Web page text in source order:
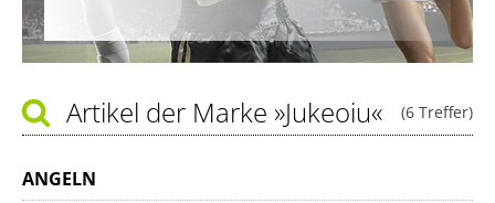
(6 Treffer)
Artikel der Marke »Jukeoiu«
ANGELN